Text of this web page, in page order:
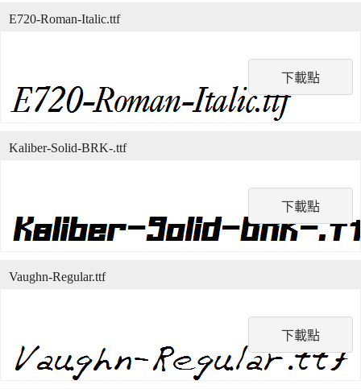
下載點
E720-Roman-Italic.ttf
下載點
Kaliber-Solid-BRK-.ttf
下載點
Vaughn-Regular.ttf